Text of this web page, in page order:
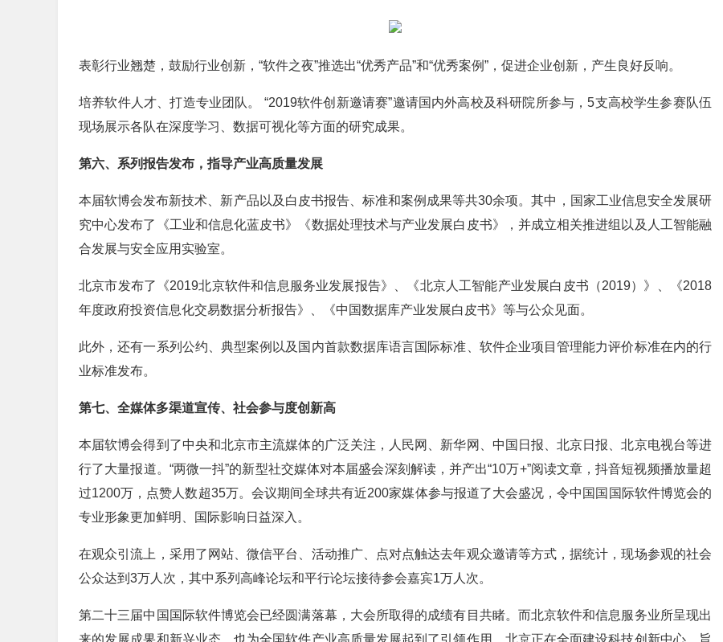
表彰行业翘楚，鼓励行业创新，“软件之夜”推选出“优秀产品”和“优秀案例”，促进企业创新，产生良好反响。
培养软件人才、打造专业团队。 “2019软件创新邀请赛”邀请国内外高校及科研院所参与，5支高校学生参赛队伍
现场展示各队在深度学习、数据可视化等方面的研究成果。
第六、系列报告发布，指导产业高质量发展
本届软博会发布新技术、新产品以及白皮书报告、标准和案例成果等共30余项。其中，国家工业信息安全发展研
究中心发布了《工业和信息化蓝皮书》《数据处理技术与产业发展白皮书》，并成立相关推进组以及人工智能融
合发展与安全应用实验室。
北京市发布了《2019北京软件和信息服务业发展报告》、《北京人工智能产业发展白皮书（2019）》、《2018
年度政府投资信息化交易数据分析报告》、《中国数据库产业发展白皮书》等与公众见面。
此外，还有一系列公约、典型案例以及国内首款数据库语言国际标准、软件企业项目管理能力评价标准在内的行
业标准发布。
第七、全媒体多渠道宣传、社会参与度创新高
本届软博会得到了中央和北京市主流媒体的广泛关注，人民网、新华网、中国日报、北京日报、北京电视台等进
行了大量报道。“两微一抖”的新型社交媒体对本届盛会深刻解读，并产出“10万+”阅读文章，抖音短视频播放量超
过1200万，点赞人数超35万。会议期间全球共有近200家媒体参与报道了大会盛况，令中国国国际软件博览会的
专业形象更加鲜明、国际影响日益深入。
在观众引流上，采用了网站、微信平台、活动推广、点对点触达去年观众邀请等方式，据统计，现场参观的社会
公众达到3万人次，其中系列高峰论坛和平行论坛接待参会嘉宾1万人次。
第二十三届中国国际软件博览会已经圆满落幕，大会所取得的成绩有目共睹。而北京软件和信息服务业所呈现出
来的发展成果和新兴业态，也为全国软件产业高质量发展起到了引领作用。北京正在全面建设科技创新中心，旨